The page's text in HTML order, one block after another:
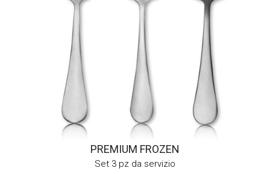
PREMIUM FROZEN
Set 3 pz da servizio